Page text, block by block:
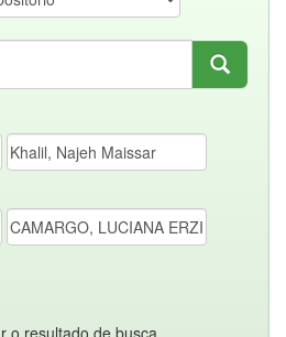
o resultado de busca.